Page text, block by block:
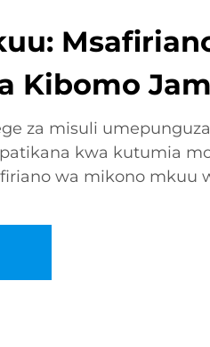
Kibomo
za misuli
kwa kutumia
wa mikono mkuu